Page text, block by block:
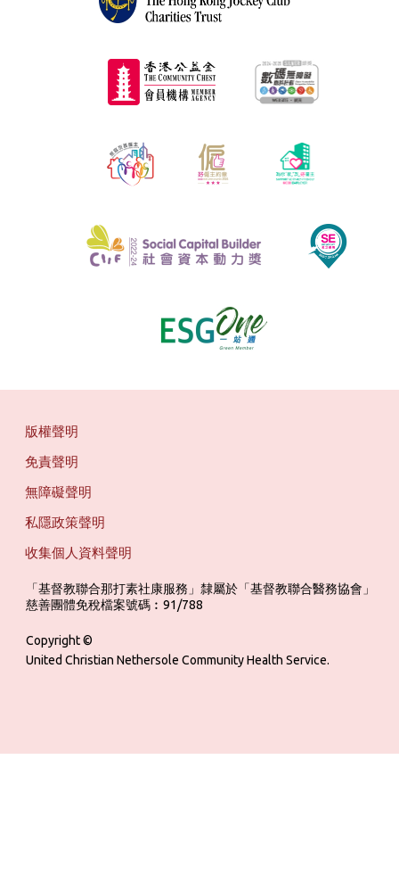
版權聲明
免責聲明
無障礙聲明
私隱政策聲明
收集個人資料聲明
「基督教聯合那打素社康服務」隸屬於「基督教聯合醫務協會」
慈善團體免稅檔案號碼︰91/788
Copyright ©
United Christian Nethersole Community Health Service.